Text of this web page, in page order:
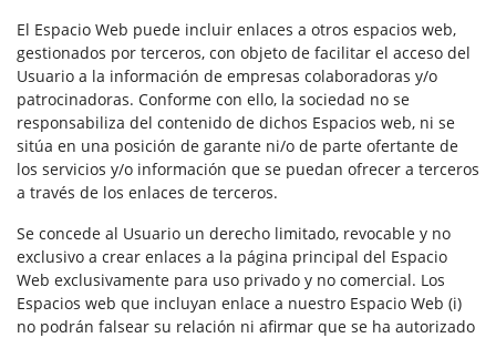
El Espacio Web puede incluir enlaces a otros espacios web,
gestionados por terceros, con objeto de facilitar el acceso del
Usuario a la información de empresas colaboradoras y/o
patrocinadoras. Conforme con ello, la sociedad no se
responsabiliza del contenido de dichos Espacios web, ni se
sitúa en una posición de garante ni/o de parte ofertante de
los servicios y/o información que se puedan ofrecer a terceros
a través de los enlaces de terceros.
Se concede al Usuario un derecho limitado, revocable y no
exclusivo a crear enlaces a la página principal del Espacio
Web exclusivamente para uso privado y no comercial. Los
Espacios web que incluyan enlace a nuestro Espacio Web (i)
no podrán falsear su relación ni afirmar que se ha autorizado